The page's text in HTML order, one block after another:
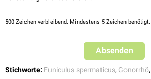
500 Zeichen verbleibend. Mindestens 5 Zeichen benötigt.
Absenden
Stichworte: Funiculus spermaticus, Gonorrhö,